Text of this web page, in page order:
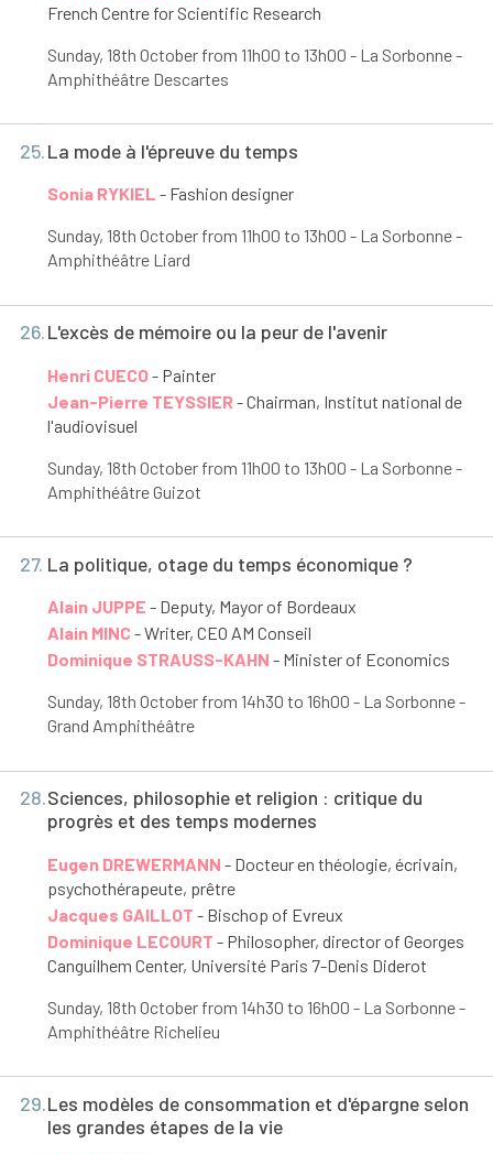
French Centre for Scientific Research
Sunday, 18th October from 11h00 to 13h00 - La Sorbonne -
Amphithéâtre Descartes
25.La mode à l'épreuve du temps
Sonia RYKIEL - Fashion designer
Sunday, 18th October from 11h00 to 13h00 - La Sorbonne -
Amphithéâtre Liard
26.L'excès de mémoire ou la peur de l'avenir
Henri CUECO- Painter
Jean-Pierre TEYSSIER- Chairman, Institut national de
l'audiovisuel
Sunday, 18th October from 11h00 to 13h00 - La Sorbonne -
Amphithéâtre Guizot
27. La politique, otage du temps économique ?
Alain JUPPE - Deputy, Mayor of Bordeaux
Alain MINC - Writer, CEO AM Conseil
Dominique STRAUSS-KAHN - Minister of Economics
Sunday, 18th October from 14h30 to 16h00 - La Sorbonne -
Grand Amphithéâtre
28.Sciences, philosophie et religion : critique du
progrès et des temps modernes
Eugen DREWERMANN - Docteur en théologie, écrivain,
psychothérapeute, prêtre
Jacques GAILLOT - Bischop of Evreux
Dominique LECOURT - Philosopher, director of Georges
Canguilhem Center, Université Paris 7-Denis Diderot
Sunday, 18th October from 14h30 to 16h00 - La Sorbonne -
Amphithéâtre Richelieu
29.Les modèles de consommation et d'épargne selon
les grandes étapes de la vie